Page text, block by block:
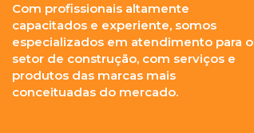
Com profissionais altamente
capacitados e experiente, somos
especializados em atendimento para o
setor de construção, com serviços e
produtos das marcas mais
conceituadas do mercado.